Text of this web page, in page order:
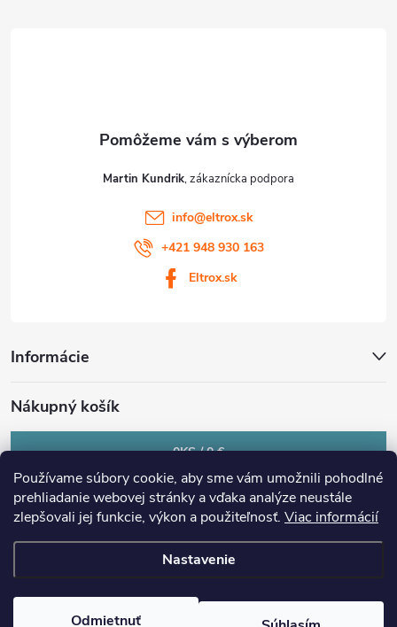
Používame súbory cookie, aby sme vám umožnili pohodlné
prehliadanie webovej stránky a vďaka analýze neustále
zlepšovali jej funkcie, výkon a použiteľnosť. Viac informácií
Nastavenie
Odmietnuť
Martin Kundrik
info@eltrox.sk
+421 948 930 163
Eltrox.sk
Informácie
Nákupný košík
0KS /0 €
cookies